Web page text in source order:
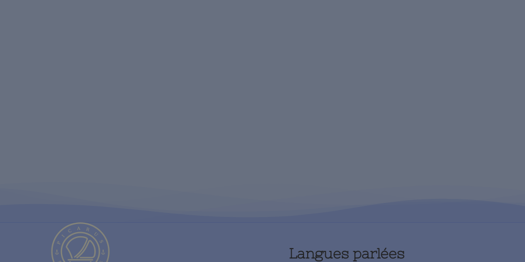
Langues parlées